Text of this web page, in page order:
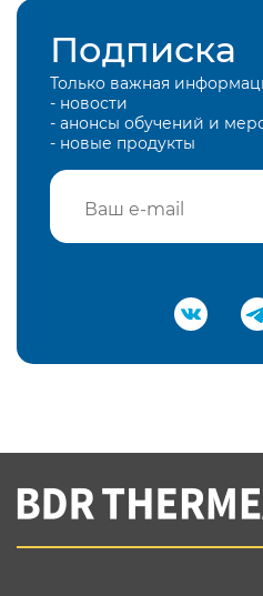
Подписка
Только важная
- новости
- анонсы обучений и
- новые продукты
Подтвердить e-mail
Вы соглашаетесь с
конфеденциальности